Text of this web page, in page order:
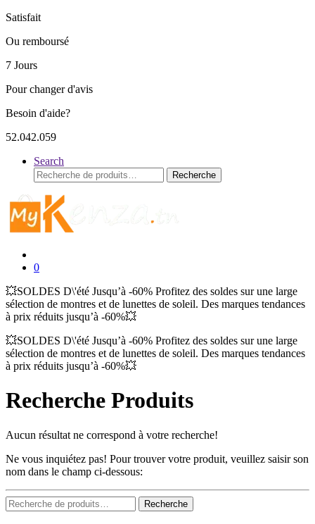
Satisfait
Ou remboursé
7 Jours
Pour changer d'avis
Besoin d'aide?
52.042.059
Search
Recherche
pour :
Recherche
0
💥SOLDES D\'été Jusqu’à -60% Profitez des soldes sur une large
sélection de montres et de lunettes de soleil. Des marques tendances
à prix réduits jusqu’à -60%💥
💥SOLDES D\'été Jusqu’à -60% Profitez des soldes sur une large
sélection de montres et de lunettes de soleil. Des marques tendances
à prix réduits jusqu’à -60%💥
Recherche Produits
Aucun résultat ne correspond à votre recherche!
Ne vous inquiétez pas! Pour trouver votre produit, veuillez saisir son
nom dans le champ ci-dessous:
Recherche
pour :
Recherche